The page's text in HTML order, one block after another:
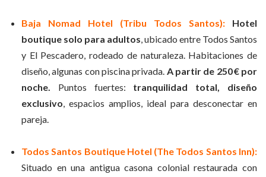
Baja Nomad Hotel (Tribu Todos Santos):
Hotel
boutique solo para adultos, ubicado entre Todos Santos
y El Pescadero, rodeado de naturaleza. Habitaciones de
diseño, algunas con piscina privada. A partir de 250 € por
noche. Puntos fuertes: tranquilidad total, diseño
exclusivo, espacios amplios, ideal para desconectar en
pareja.
Todos Santos Boutique Hotel (The Todos Santos Inn):
Situado en una antigua casona colonial restaurada con